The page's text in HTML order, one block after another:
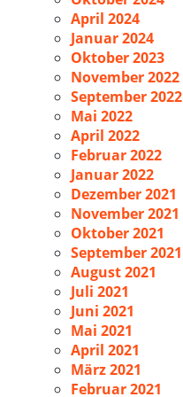
April 2024
Januar 2024
Oktober 2023
November 2022
September 2022
Mai 2022
April 2022
Februar 2022
Januar 2022
Dezember 2021
November 2021
Oktober 2021
September 2021
August 2021
Juli 2021
Juni 2021
Mai 2021
April 2021
März 2021
Februar 2021